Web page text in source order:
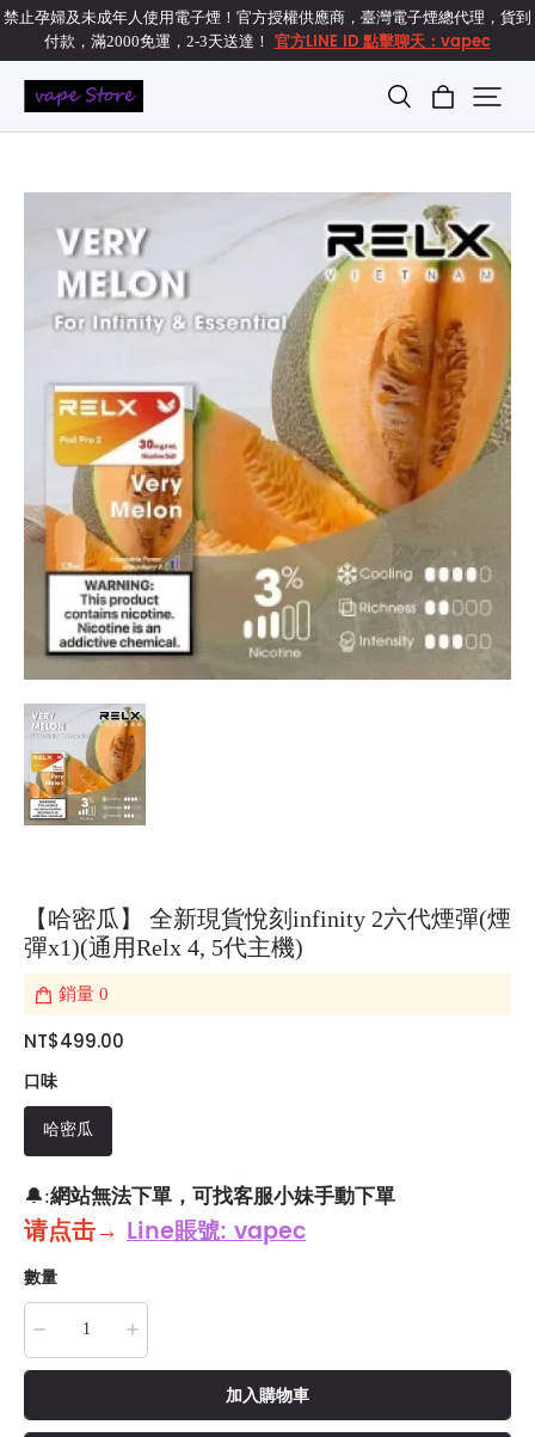
禁止孕婦及未成年人使用電子煙！官方授權供應商，臺灣電子煙總代理，貨到
付款，滿2000免運，2-3天送達！ 官方LINE ID 點擊聊天：vapec
【哈密瓜】 全新現貨悅刻infinity 2六代煙彈(煙
彈x1)(通用Relx 4, 5代主機)
銷量 0
NT$499.00
口味
哈密瓜
🔔:網站無法下單，可找客服小妹手動下單
请点击→ Line賬號: vapec
數量
加入購物車